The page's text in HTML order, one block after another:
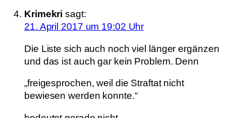
Krimekri sagt:
21. April 2017 um 19:02 Uhr
Die Liste sich auch noch viel länger ergänzen
und das ist auch gar kein Problem. Denn
„freigesprochen, weil die Straftat nicht
bewiesen werden konnte.“